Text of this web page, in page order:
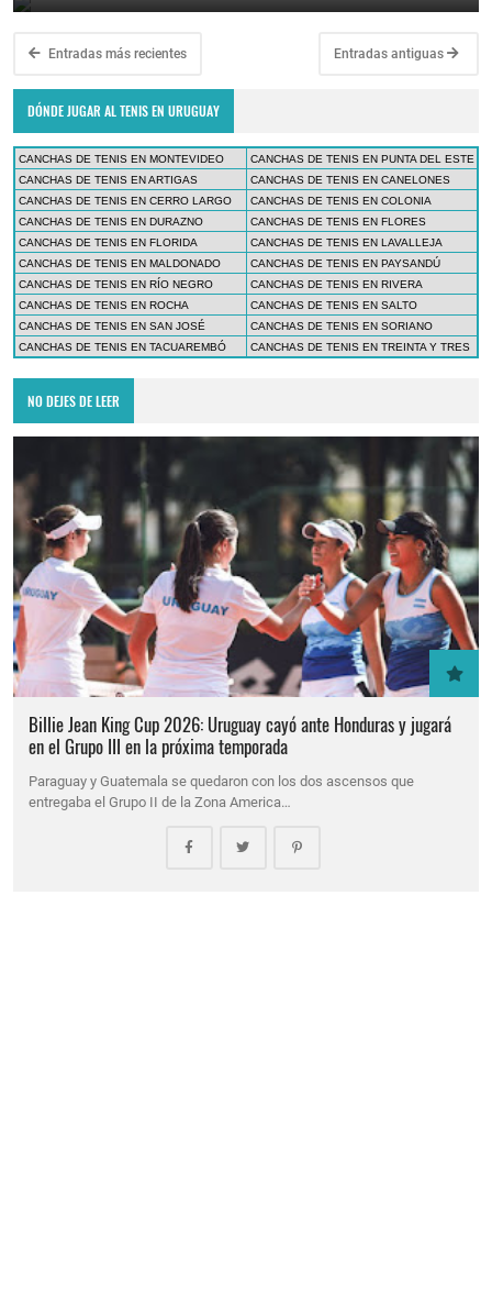
Entradas más recientes Entradas antiguas
DÓNDE JUGAR AL TENIS EN URUGUAY
CANCHAS DE TENIS EN MONTEVIDEO
CANCHAS DE TENIS EN PUNTA DEL ESTE
CANCHAS DE TENIS EN ARTIGAS
CANCHAS DE TENIS EN CANELONES
CANCHAS DE TENIS EN CERRO LARGO
CANCHAS DE TENIS EN COLONIA
CANCHAS DE TENIS EN DURAZNO
CANCHAS DE TENIS EN FLORES
CANCHAS DE TENIS EN FLORIDA
CANCHAS DE TENIS EN LAVALLEJA
CANCHAS DE TENIS EN MALDONADO
CANCHAS DE TENIS EN PAYSANDÚ
CANCHAS DE TENIS EN RÍO NEGRO
CANCHAS DE TENIS EN RIVERA
CANCHAS DE TENIS EN ROCHA
CANCHAS DE TENIS EN SALTO
CANCHAS DE TENIS EN SAN JOSÉ
CANCHAS DE TENIS EN SORIANO
CANCHAS DE TENIS EN TACUAREMBÓ
CANCHAS DE TENIS EN TREINTA Y TRES
NO DEJES DE LEER
Billie Jean King Cup 2026: Uruguay cayó ante Honduras y jugará
en el Grupo III en la próxima temporada
Paraguay y Guatemala se quedaron con los dos ascensos que
entregaba el Grupo II de la Zona America…